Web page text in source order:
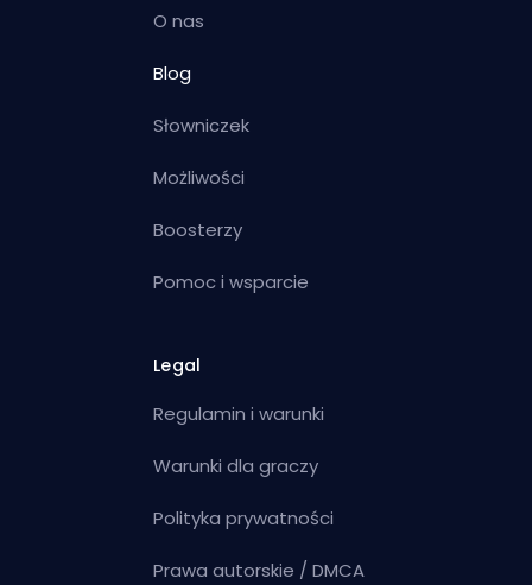
O nas
Blog
Słowniczek
Możliwości
Boosterzy
Pomoc i wsparcie
Legal
Regulamin i warunki
Warunki dla graczy
Polityka prywatności
Prawa autorskie / DMCA